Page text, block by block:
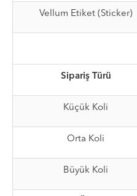
Vellum Etiket (Sticker)
Sipariş Türü
Küçük Koli
Orta Koli
Büyük Koli